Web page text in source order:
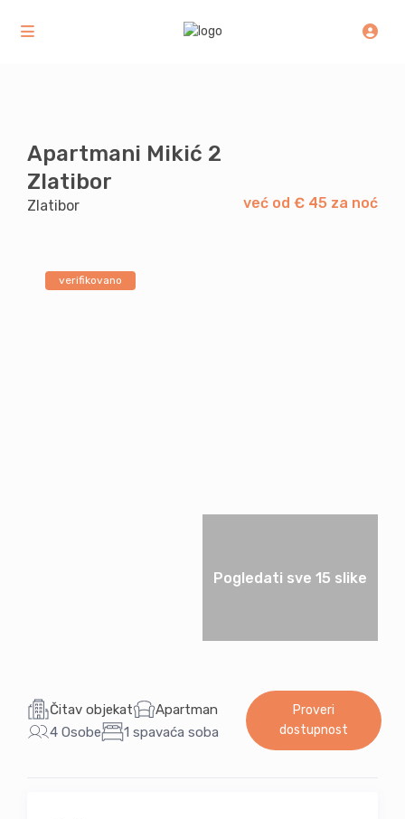
Apartmani Mikić 2
Zlatibor
već od € 45 za noć
Zlatibor
verifikovano
Pogledati sve 15 slike
Čitav objekat
Apartman
4 Osobe
1 spavaća soba
Proveri
dostupnost